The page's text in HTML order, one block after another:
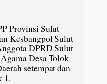
Provinsi Sulut
Kesbangpol Sulut
DPRD Sulut
Desa Tolok
setempat dan
1.